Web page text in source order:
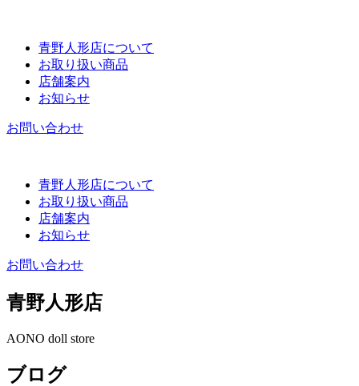
青野人形店について
お取り扱い商品
店舗案内
お知らせ
お問い合わせ
青野人形店について
お取り扱い商品
店舗案内
お知らせ
お問い合わせ
青野人形店
AONO doll store
ブログ